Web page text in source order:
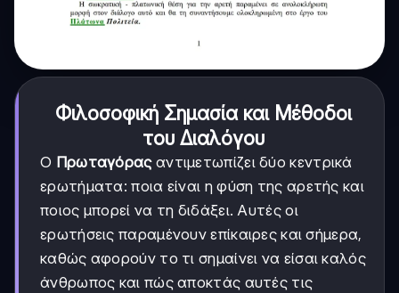
Φιλοσοφική Σημασία και Μέθοδοι
του Διαλόγου
Ο Πρωταγόραςαντιμετωπίζει δύο κεντρικά
ερωτήματα: ποια είναι η φύση της αρετής και
ποιος μπορεί να τη διδάξει. Αυτές οι
ερωτήσεις παραμένουν επίκαιρες και σήμερα,
καθώς αφορούν το τι σημαίνει να είσαι καλός
άνθρωπος και πώς αποκτάς αυτές τις